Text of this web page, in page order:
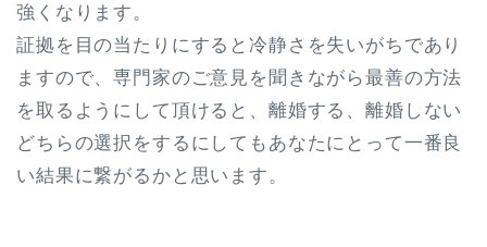
強くなります。
証拠を目の当たりにすると冷静さを失いがちであり
ますので、専門家のご意見を聞きながら最善の方法
を取るようにして頂けると、離婚する、離婚しない
どちらの選択をするにしてもあなたにとって一番良
い結果に繋がるかと思います。